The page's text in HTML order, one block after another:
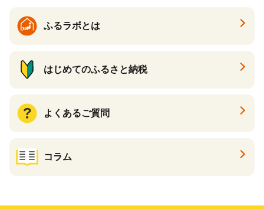
ギフト ふるさと納税 ）
ふるラボとは
はじめてのふるさと納税
よくあるご質問
コラム